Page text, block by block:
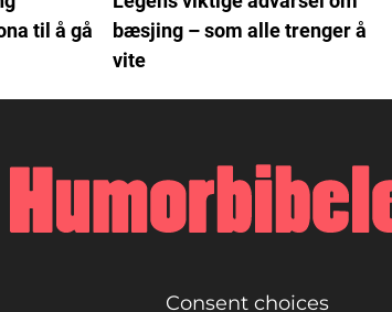
til å gå
bæsjing – som alle trenger å
vite
Consent choices